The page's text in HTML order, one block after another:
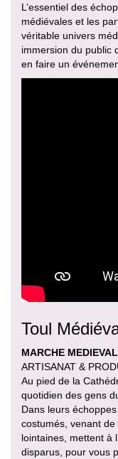
L’essentiel des
médiévales et les
véritable univers
immersion du public
en faire un
Toul
MARCHE MEDIEVAL
ARTISANAT &
Au pied de la
quotidien des gens
Dans leurs
costumés, venant
lointaines, mettent à
disparus, pour vous